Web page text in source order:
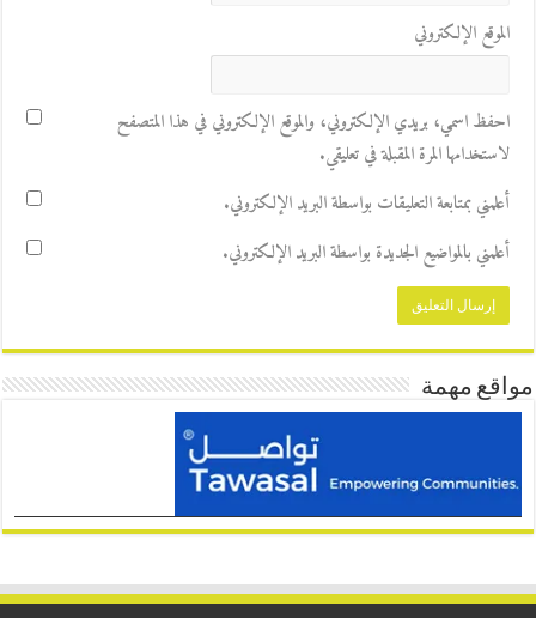
الموقع الإلكتروني
احفظ اسمي، بريدي الإلكتروني، والموقع الإلكتروني في هذا المتصفح
لاستخدامها المرة المقبلة في تعليقي.
أعلمني بمتابعة التعليقات بواسطة البريد الإلكتروني.
أعلمني بالمواضيع الجديدة بواسطة البريد الإلكتروني.
مواقع مهمة